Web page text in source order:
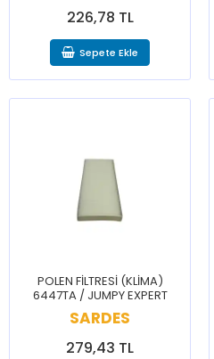
226,78 TL
Sepete Ekle
POLEN FİLTRESİ (KLİMA)
6447TA / JUMPY EXPERT
SARDES
279,43 TL